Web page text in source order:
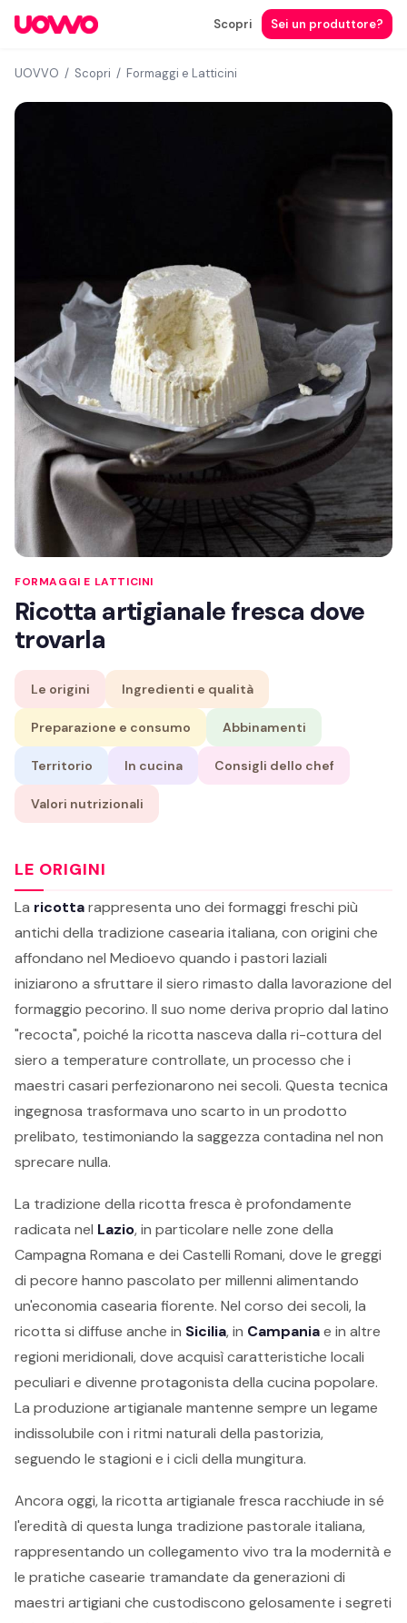
Scopri Sei un produttore?
UOVVO / Scopri / Formaggi e Latticini
FORMAGGI E LATTICINI
Ricotta artigianale fresca dove
trovarla
Le origini Ingredienti e qualità
Preparazione e consumo Abbinamenti
Territorio In cucina Consigli dello chef
Valori nutrizionali
LE ORIGINI
La ricottarappresenta uno dei formaggi freschi più
antichi della tradizione casearia italiana, con origini che
affondano nel Medioevo quando i pastori laziali
iniziarono a sfruttare il siero rimasto dalla lavorazione del
formaggio pecorino. Il suo nome deriva proprio dal latino
"recocta", poiché la ricotta nasceva dalla ri-cottura del
siero a temperature controllate, un processo che i
maestri casari perfezionarono nei secoli. Questa tecnica
ingegnosa trasformava uno scarto in un prodotto
prelibato, testimoniando la saggezza contadina nel non
sprecare nulla.
La tradizione della ricotta fresca è profondamente
radicata nel Lazio, in particolare nelle zone della
Campagna Romana e dei Castelli Romani, dove le greggi
di pecore hanno pascolato per millenni alimentando
un'economia casearia fiorente. Nel corso dei secoli, la
ricotta si diffuse anche in Sicilia, in Campaniae in altre
regioni meridionali, dove acquisì caratteristiche locali
peculiari e divenne protagonista della cucina popolare.
La produzione artigianale mantenne sempre un legame
indissolubile con i ritmi naturali della pastorizia,
seguendo le stagioni e i cicli della mungitura.
Ancora oggi, la ricotta artigianale fresca racchiude in sé
l'eredità di questa lunga tradizione pastorale italiana,
rappresentando un collegamento vivo tra la modernità e
le pratiche casearie tramandate da generazioni di
maestri artigiani che custodiscono gelosamente i segreti